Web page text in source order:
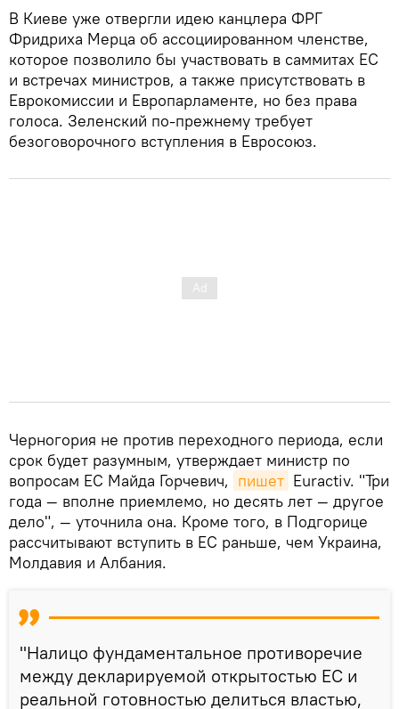
В Киеве уже отвергли идею канцлера ФРГ
Фридриха Мерца об ассоциированном членстве,
которое позволило бы участвовать в саммитах ЕС
и встречах министров, а также присутствовать в
Еврокомиссии и Европарламенте, но без права
голоса. Зеленский по-прежнему требует
безоговорочного вступления в Евросоюз.
Черногория не против переходного периода, если
срок будет разумным, утверждает министр по
вопросам ЕС Майда Горчевич, пишет Euractiv. "Три
года — вполне приемлемо, но десять лет — другое
дело", — уточнила она. Кроме того, в Подгорице
рассчитывают вступить в ЕС раньше, чем Украина,
Молдавия и Албания.
"Налицо фундаментальное противоречие
между декларируемой открытостью ЕС и
реальной готовностью делиться властью,